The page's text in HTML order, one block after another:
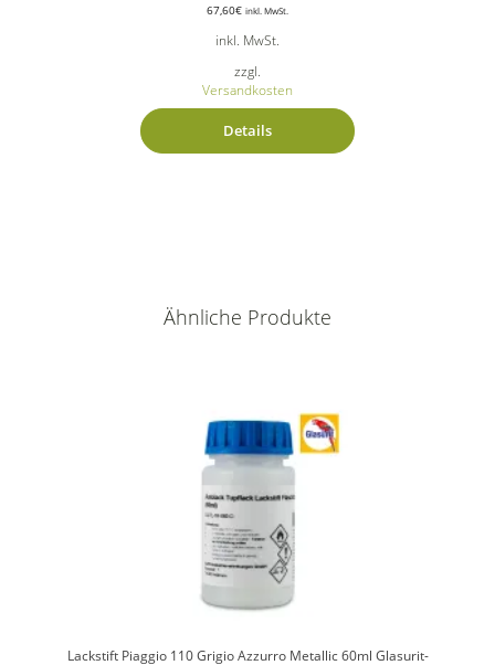
67,60€ inkl. MwSt.
inkl. MwSt.
zzgl.
Versandkosten
Details
Ähnliche Produkte
Lackstift Piaggio 110 Grigio Azzurro Metallic 60ml Glasurit-